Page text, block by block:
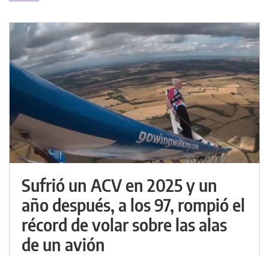
Sufrió un ACV en 2025 y un
año después, a los 97, rompió el
récord de volar sobre las alas
de un avión